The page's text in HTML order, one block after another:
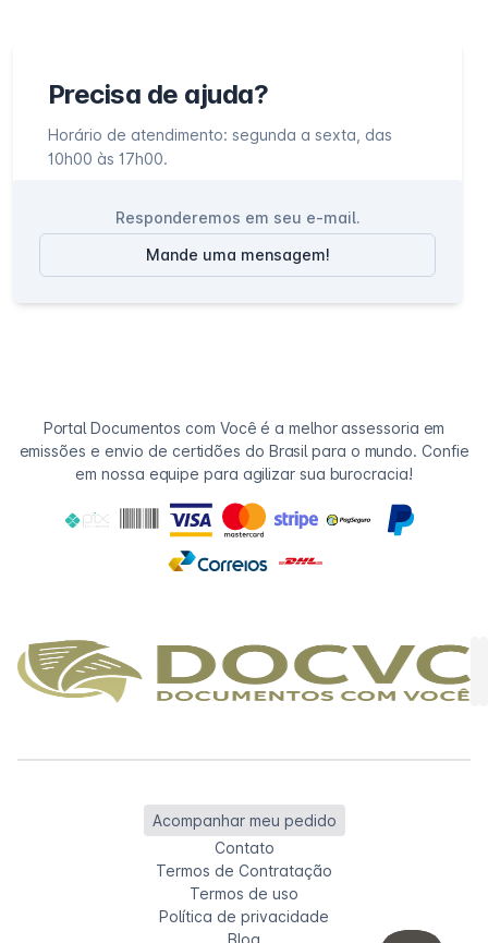
Precisa de ajuda?
Horário de atendimento: segunda a sexta, das
10h00 às 17h00.
Responderemos em seu e-mail.
Mande uma mensagem!
Portal Documentos com Você é a melhor assessoria em
emissões e envio de certidões do Brasil para o mundo. Confie
em nossa equipe para agilizar sua burocracia!
Acompanhar meu pedido
Contato
Termos de Contratação
Termos de uso
Política de privacidade
Blog